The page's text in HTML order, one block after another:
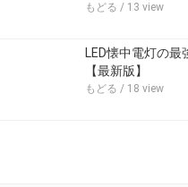
もどる / 13 view
LED懐中電灯の
【最新版】
もどる / 18 view